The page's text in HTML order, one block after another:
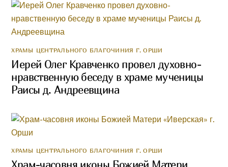
ХРАМЫ ЦЕНТРАЛЬНОГО БЛАГОЧИНИЯ Г. ОРШИ
Иерей Олег Кравченко провел духовно-
нравственную беседу в храме мученицы
Раисы д. Андреевщина
ХРАМЫ ЦЕНТРАЛЬНОГО БЛАГОЧИНИЯ Г. ОРШИ